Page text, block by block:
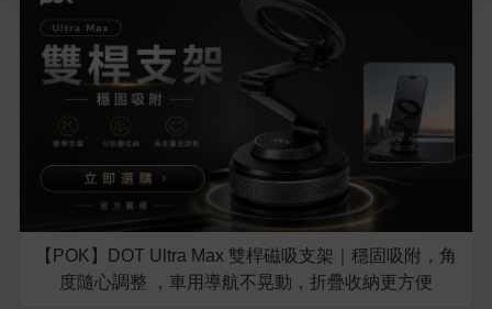
【POK】DOT Ultra Max 雙桿磁吸支架｜穩固吸附，角
度隨心調整 ，車用導航不晃動，折疊收納更方便